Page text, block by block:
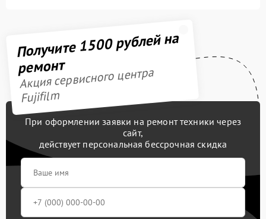
Получите 1500 рублей на
ремонт
Акция сервисного центра
Fujifilm
При оформлении заявки на ремонт техники через
сайт,
действует персональная бессрочная скидка